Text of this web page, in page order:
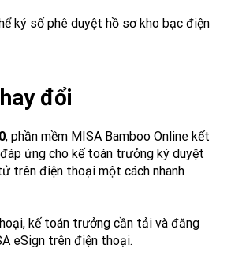
ký số phê duyệt hồ sơ kho bạc điện
đổi
, phần mềm MISA Bamboo Online kết
ứng cho kế toán trưởng ký duyệt
trên điện thoại một cách nhanh
kế toán trưởng cần tải và đăng
eSign trên điện thoại.